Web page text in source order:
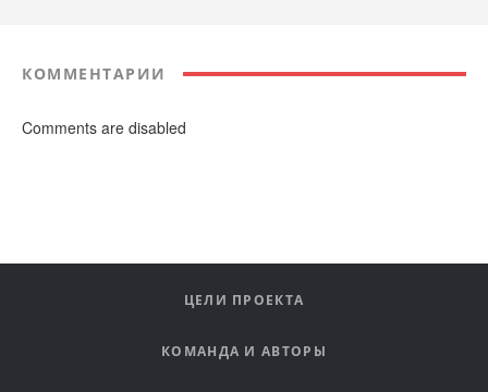
КОММЕНТАРИИ
Comments are disabled
ЦЕЛИ ПРОЕКТА
КОМАНДА И АВТОРЫ